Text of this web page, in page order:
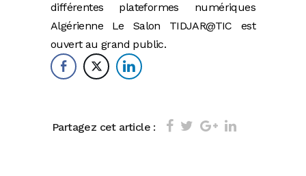
différentes plateformes numériques
Algérienne Le Salon TIDJAR@TIC est
ouvert au grand public.
Partagez cet article :